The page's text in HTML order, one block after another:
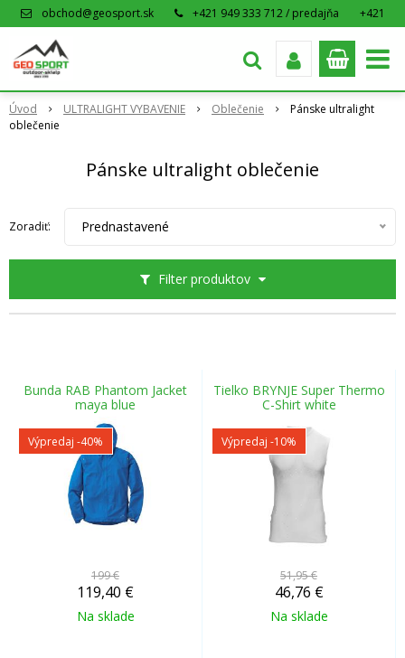
obchod@geosport.sk +421 949 333 712 / predajňa
+421
Úvod ULTRALIGHT VYBAVENIE Oblečenie
Pánske ultralight
oblečenie
Pánske ultralight oblečenie
Filter produktov
Zoradiť: Prednastavené
Bunda RAB Phantom Jacket
maya blue
Výpredaj -40%
199 €
119,40 €
Na sklade
Tielko BRYNJE Super Thermo
C-Shirt white
Výpredaj -10%
51,95 €
46,76 €
Na sklade